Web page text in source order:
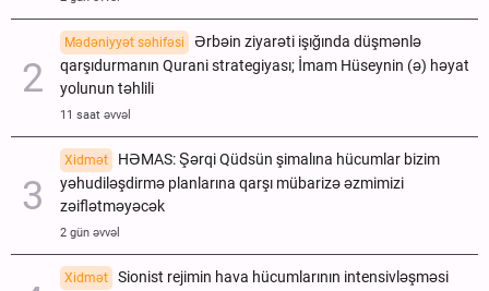
Mədəniyyət səhifəsi
Ərbəin ziyarəti işığında düşmənlə
qarşıdurmanın Qurani strategiyası; İmam Hüseynin (ə) həyat
yolunun təhlili
11 saat əvvəl
Xidmət
HƏMAS: Şərqi Qüdsün şimalına hücumlar bizim
yəhudiləşdirmə planlarına qarşı mübarizə əzmimizi
zəiflətməyəcək
2 gün əvvəl
Xidmət
Sionist rejimin hava hücumlarının intensivləşməsi